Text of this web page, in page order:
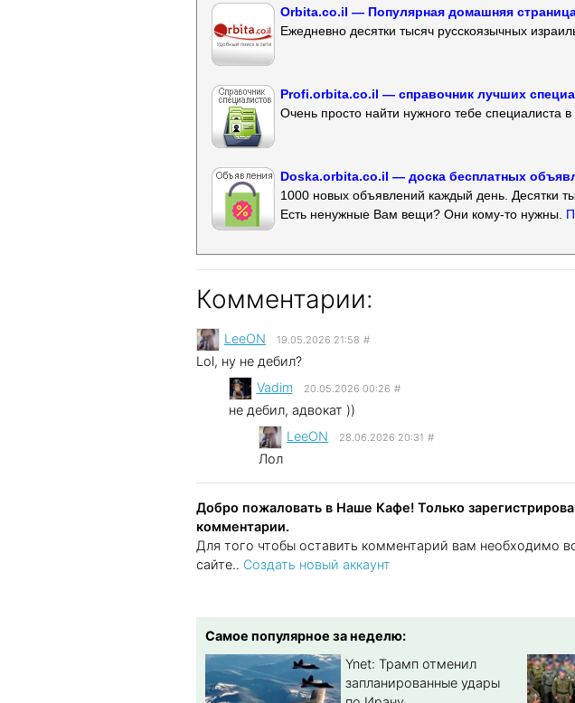
Orbita.co.il — Популярная домашняя
Ежедневно десятки тысяч русскоязычных
Profi.orbita.co.il — справочник лучших
Очень просто найти нужного тебе специалиста в
Doska.orbita.co.il — доска бесплатных
1000 новых объявлений каждый день. Десятки
Есть ненужные Вам вещи? Они кому-то нужны.
Комментарии:
LeeON 19.05.2026 21:58 #
Lol, ну не дебил?
Vadim 20.05.2026 00:26 #
не дебил, адвокат ))
LeeON 28.06.2026 20:31 #
Лол
Добро пожаловать в Наше Кафе! Только
комментарии.
Для того чтобы оставить комментарий вам необходимо
сайте.. Создать новый аккаунт
Самое популярное за неделю:
Ynet: Трамп отменил
запланированные удары